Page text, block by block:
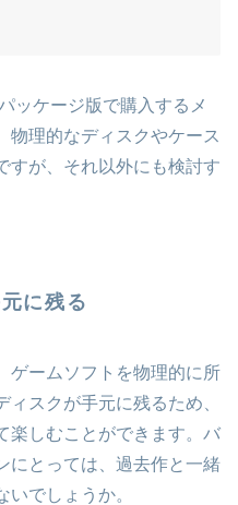
ッケージ版で購入するメ
物理的なディスクやケース
すが、それ以外にも検討す
に残る
ゲームソフトを物理的に所
スクが手元に残るため、
楽しむことができます。バ
にとっては、過去作と一緒
でしょうか。